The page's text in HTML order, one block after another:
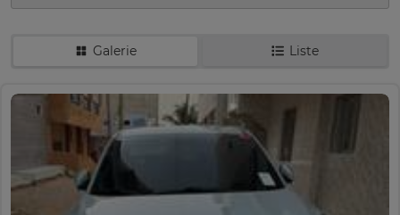
Galerie Liste